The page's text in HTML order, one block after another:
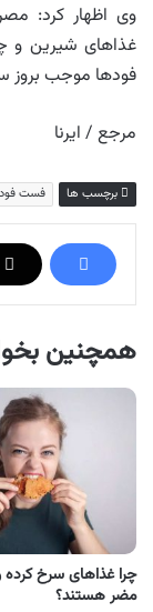
وی اظهار کرد:
غذاهای شیرین
فودها موجب بروز
مرجع / ایرنا
برچسب ها فست فود
همچنین
چرا غذاهای سرخ
مضر هستند؟